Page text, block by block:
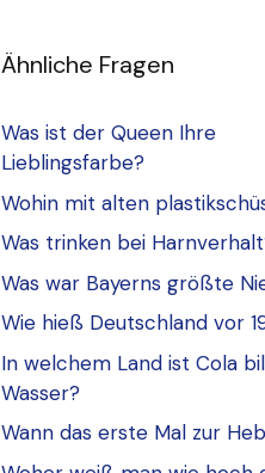
Ähnliche Fragen
Was ist der Queen Ihre
Lieblingsfarbe?
Wohin mit alten
Was trinken bei
Was war Bayerns größte
Wie hieß Deutschland vor
In welchem Land ist Cola
Wasser?
Wann das erste Mal zur